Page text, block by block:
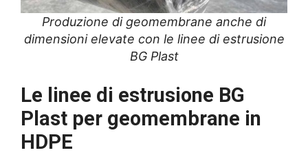
Produzione di geomembrane anche di
dimensioni elevate con le linee di estrusione
BG Plast
Le linee di estrusione BG
Plast per geomembrane in
HDPE